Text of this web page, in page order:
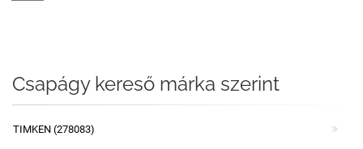
Csapágy kereső márka szerint
TIMKEN (278083)